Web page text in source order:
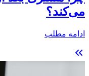
می‌کند؟
ادامه مطلب